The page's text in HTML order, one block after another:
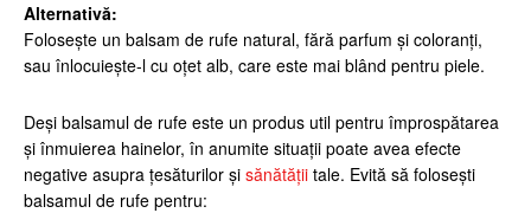
Alternativă:
Folosește un balsam de rufe natural, fără parfum și coloranți,
sau înlocuiește-l cu oțet alb, care este mai blând pentru piele.
Deși balsamul de rufe este un produs util pentru împrospătarea
și înmuierea hainelor, în anumite situații poate avea efecte
negative asupra țesăturilor și sănătății tale. Evită să folosești
balsamul de rufe pentru: